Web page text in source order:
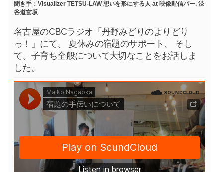
聞き手：Visualizer TETSU-LAW 想いを形にする人 at 映像配信バー, 渋
谷道玄坂
名古屋のCBCラジオ「丹野みどりのよりどり
っ！」にて、 夏休みの宿題のサポート、 そし
て、子育ち全般について大切なことをお話しま
した。